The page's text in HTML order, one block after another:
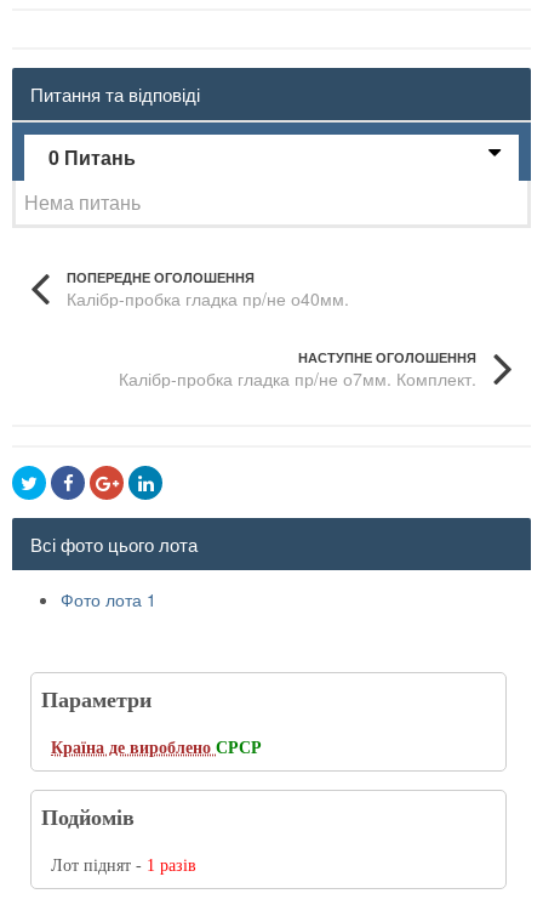
Питання та відповіді
0 Питань
Нема питань
ПОПЕРЕДНЕ ОГОЛОШЕННЯ
Калібр-пробка гладка пр/не о40мм.
НАСТУПНЕ ОГОЛОШЕННЯ
Калібр-пробка гладка пр/не о7мм. Комплект.
Всі фото цього лота
Фото лота 1
Параметри
Країна де вироблено СРСР
Подйомів
Лот піднят - 1 разів